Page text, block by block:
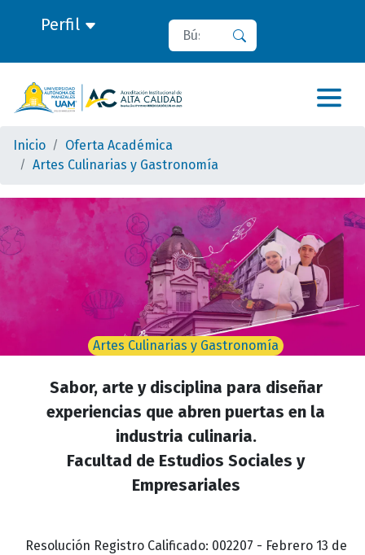
Perfil Buscar
Inicio
Oferta Académica
Artes Culinarias y Gastronomía
Artes Culinarias y Gastronomía
Sabor, arte y disciplina para diseñar
experiencias que abren puertas en la
industria culinaria.
Facultad de Estudios Sociales y
Empresariales
Resolución Registro Calificado: 002207 - Febrero 13 de